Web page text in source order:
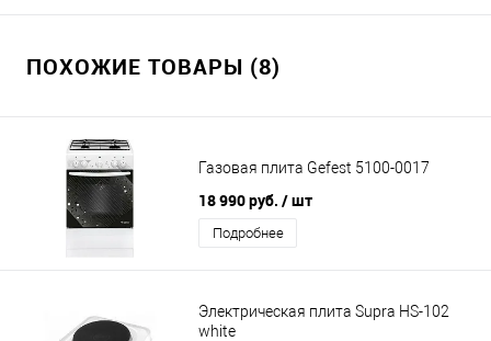
ПОХОЖИЕ ТОВАРЫ (8)
Газовая плита Gefest 5100-0017
18 990 руб. / шт
Подробнее
Электрическая плита Supra HS-102
white